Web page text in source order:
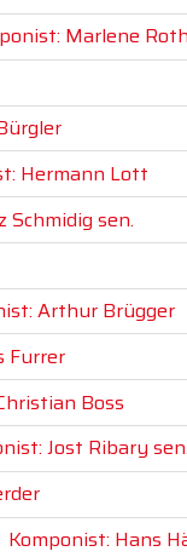
Marlene Roth
Hermann Lott
Schmidig sen.
Arthur Brügger
Furrer
Boss
Jost Ribary sen.
Komponist: Hans